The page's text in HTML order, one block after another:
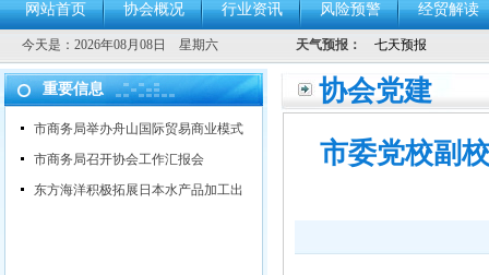
网站首页 协会概况 行业资讯 风险预警 经贸解读
今天是： 2026年08月08日 星期六 天气预报：
重要信息
市商务局举办舟山国际贸易商业模式
市商务局召开协会工作汇报会
东方海洋积极拓展日本水产品加工出
协会党建
市委党校副